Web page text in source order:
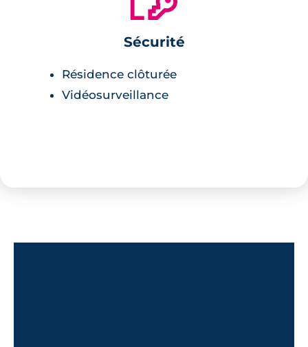
résidence close et sécurisée,
vidéophone à l'entrée de la résidence.
Sécurité
Résidence clôturée
Vidéosurveillance